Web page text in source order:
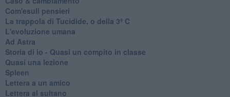
Com'esuli pensieri
La trappola di Tucidide, o della 3ª C
L'evoluzione umana
Ad Astra
Storia di io - Quasi un compito in classe
Quasi una lezione
Spleen
Lettera a un amico
Lettera al sultano